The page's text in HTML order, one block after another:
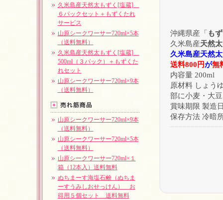
久米島産天然太もずく[塩蔵]
６パックセット＋もずくたれ
サービス
山原シークワーサー720ml×5本
（送料無料）
久米島産天然太もずく[塩蔵]
500ml（３パック）＋もずくた
れセット
山原シークワーサー720ml×9本
（送料無料）
山原シークワーサー720ml×9本
（送料無料）
山原シークワーサー720ml×5本
（送料無料）
山原シークワーサー720ml×１
箱（12本入）送料無料
ぬちまーす海塩石鹸（ぬちま
ーすうみしおせっけん） お
得用５個セット 送料無料
沖縄県産「 も
久米島産天然
久米島産天然
送料800円が無
内容量 200ml
原材料 しょう
部に小麦・大
賞味期限 製造
保存方法 冷暗